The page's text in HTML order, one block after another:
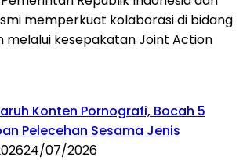
memperkuat kolaborasi di bidang
melalui kesepakatan Joint Action
Konten Pornografi, Bocah 5
Pelecehan Sesama Jenis
24/07/2026